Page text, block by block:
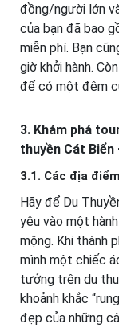
đồng/người lớn
của bạn đã bao
miễn phí. Bạn
giờ khởi hành.
để có một đêm
3. Khám phá
thuyền Cát Biển
3.1. Các địa
Hãy để Du
yêu vào một
mộng. Khi thành
mình một chiếc
tưởng trên du
khoảnh khắc
đẹp của những